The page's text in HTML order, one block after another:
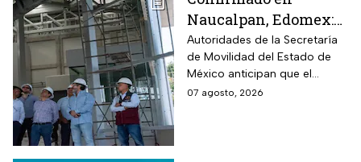
Naucalpan, Edomex:
la Línea 3 del
Mexicable llega al
71,4% de avance y
anuncian cuándo
Autoridades de la Secretaría
de Movilidad del Estado de
México anticipan que el
transporte teleférico reducirá
07 agosto, 2026